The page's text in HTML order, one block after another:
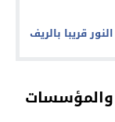
قريبا بالريف
والمؤسسات